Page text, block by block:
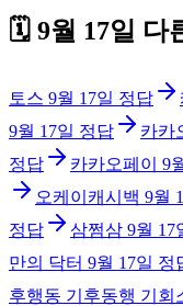
🗓️ 9월 17일 다
토스 9월 17일 정답
9월 17일 정답 카카
정답
카카오페이 9
오케이캐시백 9월
정답
삼쩜삼 9월 17
만의 닥터 9월 17일 정
후행동 기후동행 기회